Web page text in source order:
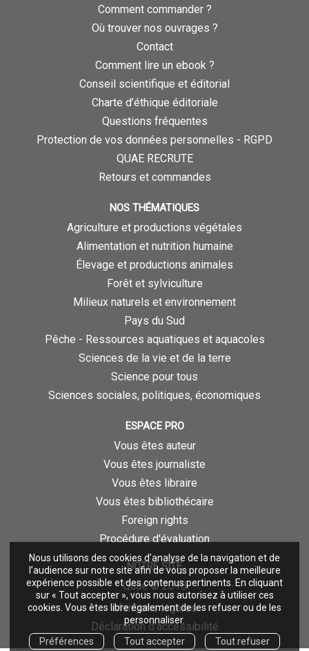
Nous utilisons des cookies d’analyse de la navigation et de
l’audience sur notre site afin de vous proposer la meilleure
expérience possible et des contenus pertinents. En cliquant
sur « Tout accepter », vous nous autorisez à utiliser ces
cookies. Vous êtes libre également de les refuser ou de les
personnaliser.
Préférences
Tout accepter Tout refuser
Comment commander ?
Où trouver nos ouvrages ?
Contact
Comment lire un ebook ?
Conseil scientifique et éditorial
Charte d’éthique éditoriale
Questions fréquentes
Protection de vos données personnelles - RGPD
QUAE RECRUTE
Retours et commandes
NOS THÉMATIQUES
Agriculture et productions végétales
Alimentation et nutrition humaine
Élevage et productions animales
Forêt et sylviculture
Milieux naturels et environnement
Pays du Sud
Pêche - Ressources aquatiques et aquacoles
Sciences de la vie et de la terre
Science pour tous
Sciences sociales, politiques, économiques
ESPACE PRO
Vous êtes auteur
Vous êtes journaliste
Vous êtes libraire
Vous êtes bibliothécaire
Foreign rights
Procédure d'évaluation
NOTRE SITE
Quae © 2018
Mentions légales
Déclaration d'accessibilité